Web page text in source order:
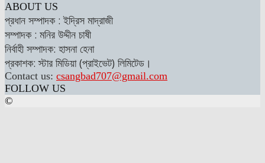
ABOUT US
প্রধান সম্পাদক : ইদ্রিস মাদ্রাজী
সম্পাদক : মনির উদ্দীন চাষী
নির্বাহী সম্পাদক: হাসনা হেনা
প্রকাশক: স্টার মিডিয়া (প্রাইভেট) লিমিটেড।
Contact us: csangbad707@gmail.com
FOLLOW US
©